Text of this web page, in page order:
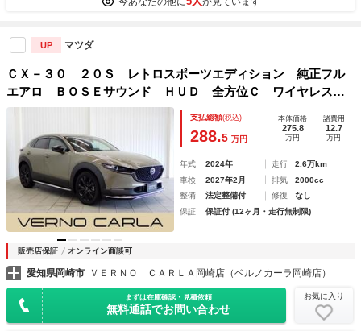
UP マツダ
ＣＸ－３０ ２０Ｓ レトロスポーツエディション 純正フル
エアロ ＢＯＳＥサウンド ＨＵＤ 全方位Ｃ ワイヤレス充
電 パワーゲート ＢＳＭ 電動シート シートヒーター Ｌ
ＥＤライト 純正ＡＷ 純正ナビ ＴＶ Ｂｌｕｅｔｏｏｔ
ｈ ＥＴＣ 前後ドラレコ
支払総額(税込)
288.5 万円
本体価格
275.8
万円
諸費用
12.7
万円
年式 2024年 走行
2.6万km
車検
2027年2月 排気
2000cc
整備
法定整備付 修復
なし
保証
保証付 (12ヶ月・走行無制限)
販売店保証 オンライン商談可
愛知県岡崎市 ＶＥＲＮＯ ＣＡＲＬＡ岡崎店（ベルノカーラ岡崎店）
まずは在庫確認・見積依頼
無料通話でお問い合わせ
お気に入り